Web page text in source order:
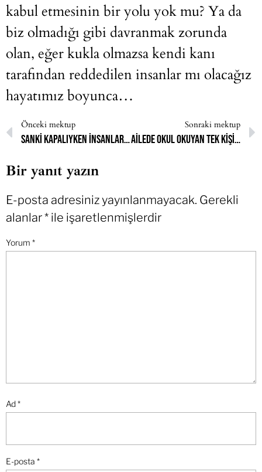
kabul etmesinin bir yolu yok mu? Ya da
biz olmadığı gibi davranmak zorunda
olan, eğer kukla olmazsa kendi kanı
tarafından reddedilen insanlar mı olacağız
hayatımız boyunca…
Önceki mektup
Sanki kapalıyken insanlar beni ciddiye almıyorlarmış gibi
Sonraki mektup
Ailede okul okuyan tek kişi benim
Bir yanıt yazın
E-posta adresiniz yayınlanmayacak. Gerekli
alanlar* ile işaretlenmişlerdir
Yorum *
Ad*
E-posta *